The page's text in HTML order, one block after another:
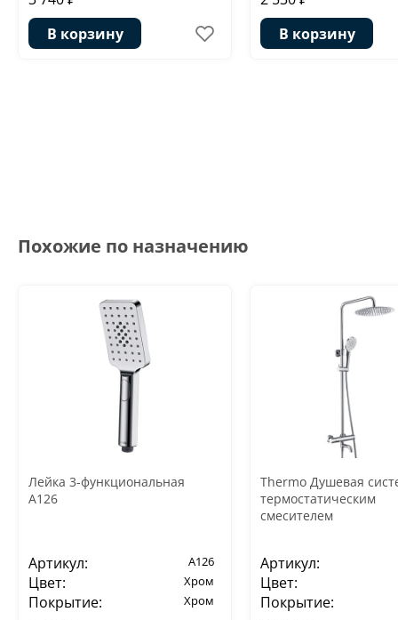
В корзину
В корзину
Похожие по назначению
Лейка 3-функциональная
A126
Артикул: A126
Цвет: Хром
Покрытие: Хром
Thermo Душевая
термостатическим
смесителем
Артикул:
Цвет:
Покрытие: